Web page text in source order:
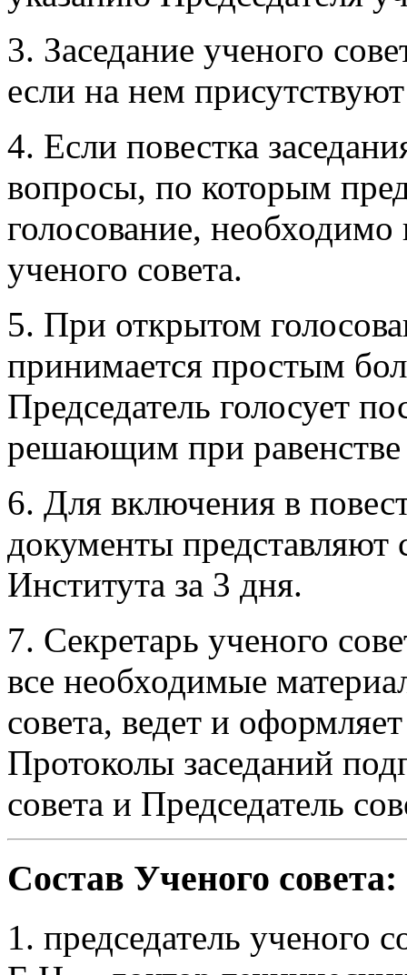
3. Заседание ученого
если на нем
4. Если повестка
вопросы, по которым
голосование,
ученого совета.
5. При открытом
принимается простым
Председатель голосует
решающим при равенстве
6. Для включения в
документы представляют
Института за 3 дня.
7. Секретарь ученого
все необходимые
совета, ведет и
Протоколы заседаний
совета и Председатель
Состав Ученого совета:
1. председатель ученого